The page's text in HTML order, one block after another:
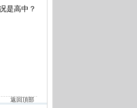
是高中？
返回頂部